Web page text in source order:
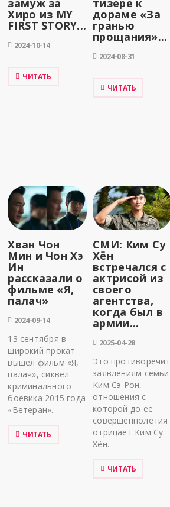
замуж за
Хиро из MY
FIRST STORY...
2024-10-14
ЧИТАТЬ
тизере к
дораме «За
гранью
прощания»...
2024-08-31
ЧИТАТЬ
Хван Чон
Мин и Чон Хэ
Ин
рассказали о
фильме «Я,
палач»
2024-09-14
13 сентября в
широкий прокат
вышел фильм «Я,
палач», сиквел
криминального
боевика 2015 года
«Ветеран».
ЧИТАТЬ
СМИ: Ким Су
Хён
встречался с
актрисой из
своего
агентства,
когда был в
армии...
2025-04-28
Это противоречит
заявлениям семьи
Ким Сэ Рон,
отношения с
которой до ее
совершеннолетия
отрицает Ким Су
Хён.
ЧИТАТЬ